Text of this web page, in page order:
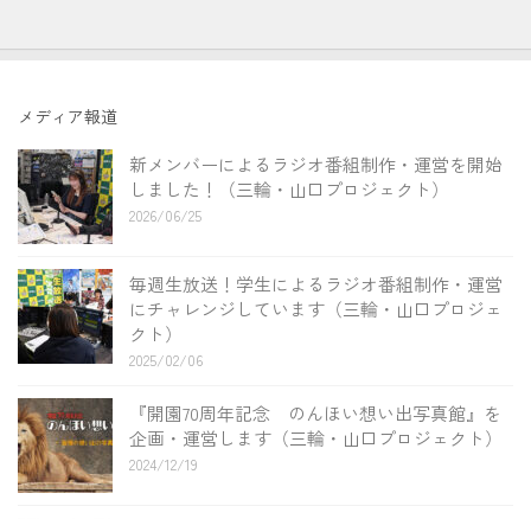
メディア報道
新メンバーによるラジオ番組制作・運営を開始
しました！（三輪・山口プロジェクト）
2026/06/25
毎週生放送！学生によるラジオ番組制作・運営
にチャレンジしています（三輪・山口プロジェ
クト）
2025/02/06
『開園70周年記念 のんほい想い出写真館』を
企画・運営します（三輪・山口プロジェクト）
2024/12/19